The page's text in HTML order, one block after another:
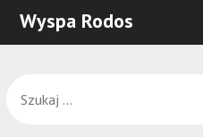
Wyspa Rodos